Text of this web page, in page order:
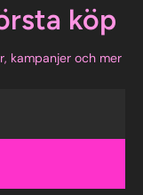
köp
kampanjer och mer